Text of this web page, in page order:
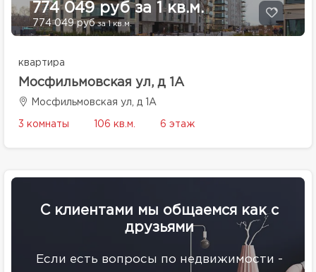
774 049 руб за 1 кв.м.
774 049 рубза 1 кв.м.
квартира
Мосфильмовская ул, д 1А
Мосфильмовская ул, д 1А
3 комнаты 106 кв.м. 6 этаж
С клиентами мы общаемся как с
друзьями
Eсли есть вопросы по недвижимости -